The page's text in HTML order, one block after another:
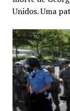
Unidos. Uma